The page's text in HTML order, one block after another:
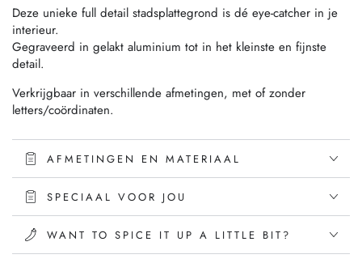
Deze unieke full detail stadsplattegrond is dé eye-catcher in je
interieur.
Gegraveerd in gelakt aluminium tot in het kleinste en fijnste
detail.
Verkrijgbaar in verschillende afmetingen, met of zonder
letters/coördinaten.
AFMETINGEN EN MATERIAAL
SPECIAAL VOOR JOU
WANT TO SPICE IT UP A LITTLE BIT?